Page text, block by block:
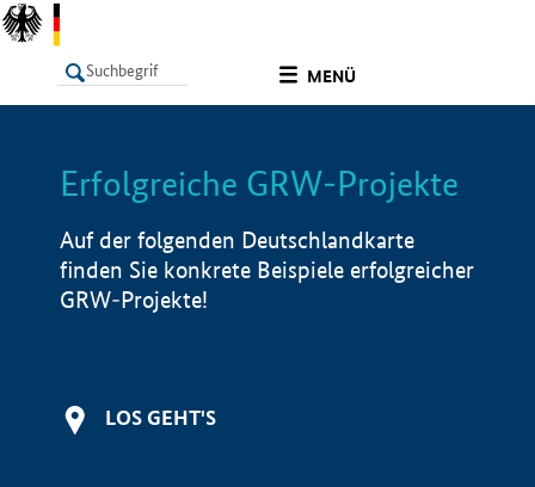
MENÜ
LISTE Info
Erfolgreiche GRW-Projekte
Auf der folgenden Deutschlandkarte
finden Sie konkrete Beispiele erfolgreicher
GRW-Projekte!
LOS GEHT'S